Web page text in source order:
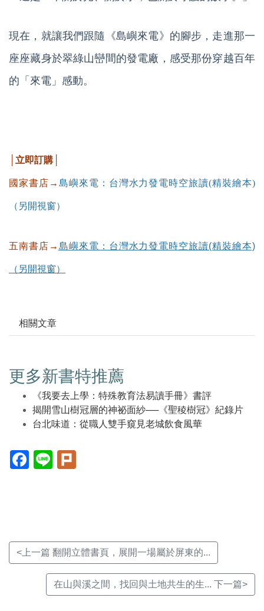
現在，就讓我們跟隨《島嶼來電》的腳步，走進那一
座座藏身於翠綠山巒間的發電廠，感受那份穿越百年
的「來電」感動。
│立即訂購│
國家書店→ 島嶼來電：台灣水力發電時空旅讀(精裝繪本)
（另開視窗）
五南書店→ 島嶼來電：台灣水力發電時空旅讀(精裝繪本)
（另開視窗）
相關文章
更多新書特推薦
《我要去上學：特殊教育法易讀手冊》書評
揭開雪山樹冠層的神祕面紗──《聖稜樹冠》紀錄片
台北味道：從職人雙手窺見老城飲食風華
Facebook(另
開
Line(另
開
<上一篇 翻開立體書頁，展開一場屬於屏東的...
在山與溪之間，找回與土地共生的生... 下一篇>